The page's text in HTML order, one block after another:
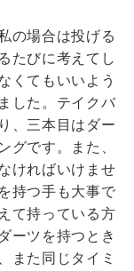
の場合は投げる
たびに考えてし
くてもいいよう
した。テイクバ
、三本目はダー
グです。また、
ければいけませ
持つ手も大事で
て持っている方
ーツを持つとき
また同じタイミ